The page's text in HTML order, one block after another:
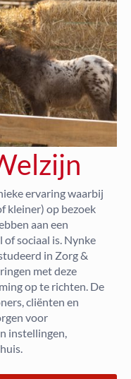
ervaring waarbij
kleiner) op bezoek
aan een
sociaal is. Nynke
in Zorg &
met deze
op te richten. De
cliënten en
voor
instellingen,